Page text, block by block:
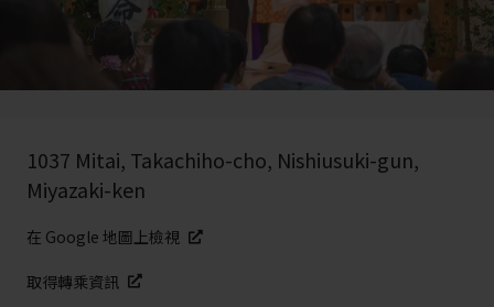
1037 Mitai, Takachiho-cho, Nishiusuki-gun,
Miyazaki-ken
在 Google 地圖上檢視
取得轉乘資訊